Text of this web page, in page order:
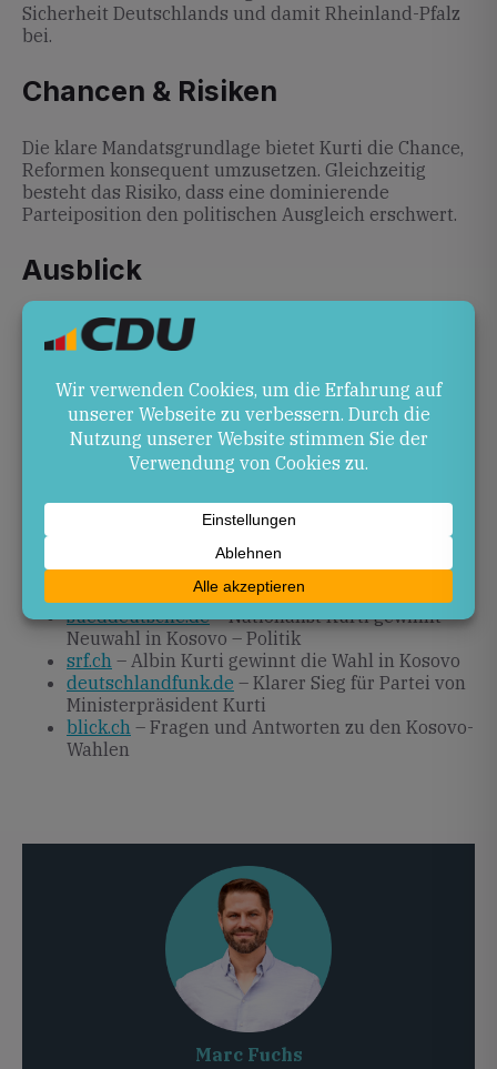
Sicherheit Deutschlands und damit Rheinland-Pfalz
bei.
Chancen & Risiken
Die klare Mandatsgrundlage bietet Kurti die Chance,
Reformen konsequent umzusetzen. Gleichzeitig
besteht das Risiko, dass eine dominierende
Parteiposition den politischen Ausgleich erschwert.
Ausblick
In den kommenden Wochen dürfte Kurti
Koalitionsverhandlungen abschließen und seine
Regierung rasch ihre Arbeitsfähigkeit unter Beweis
stellen will.
– Regierungspartei von Albin Kurti erzielt
deutlichen Wahlsieg
zdfheute.de– Wahl im Kosovo: Kurti gewinnt
mit klarem Vorsprung
sueddeutsche.de– Nationalist Kurti gewinnt
Neuwahl in Kosovo – Politik
srf.ch – Albin Kurti gewinnt die Wahl in Kosovo
deutschlandfunk.de – Klarer Sieg für Partei von
Ministerpräsident Kurti
blick.ch – Fragen und Antworten zu den Kosovo-
Wahlen
Marc Fuchs